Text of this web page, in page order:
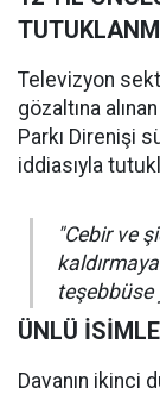
Televizyon
gözaltına
Parkı Direnişi
iddiasıyla
"Cebir ve
teşebbüse
ÜNLÜ
Davanın ikinci